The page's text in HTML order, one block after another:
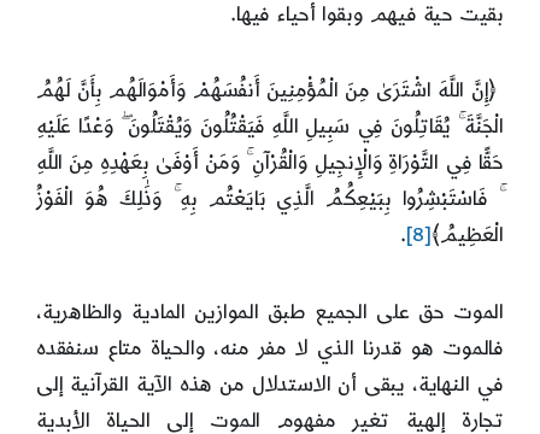
بقيت حية فيهم وبقوا أحياء فيها.
﴿إِنَّ اللَّهَ اشْتَرَىٰ مِنَ الْمُؤْمِنِينَ أَنفُسَهُمْ وَأَمْوَالَهُم بِأَنَّ لَهُمُ
الْجَنَّةَ ۚ يُقَاتِلُونَ فِي سَبِيلِ اللَّهِ فَيَقْتُلُونَ وَيُقْتَلُونَ ۖ وَعْدًا عَلَيْهِ
حَقًّا فِي التَّوْرَاةِ وَالْإِنجِيلِ وَالْقُرْآنِ ۚ وَمَنْ أَوْفَىٰ بِعَهْدِهِ مِنَ اللَّهِ
ۚ فَاسْتَبْشِرُوا بِبَيْعِكُمُ الَّذِي بَايَعْتُم بِهِ ۚ وَذَٰلِكَ هُوَ الْفَوْزُ
الْعَظِيمُ﴾[8]
.
الموت حق على الجميع طبق الموازين المادية والظاهرية،
فالموت هو قدرنا الذي لا مفر منه، والحياة متاع سنفقده
في النهاية، يبقى أن الاستدلال من هذه الآية القرآنية إلى
تجارة إلهية تغير مفهوم الموت إلى الحياة الأبدية